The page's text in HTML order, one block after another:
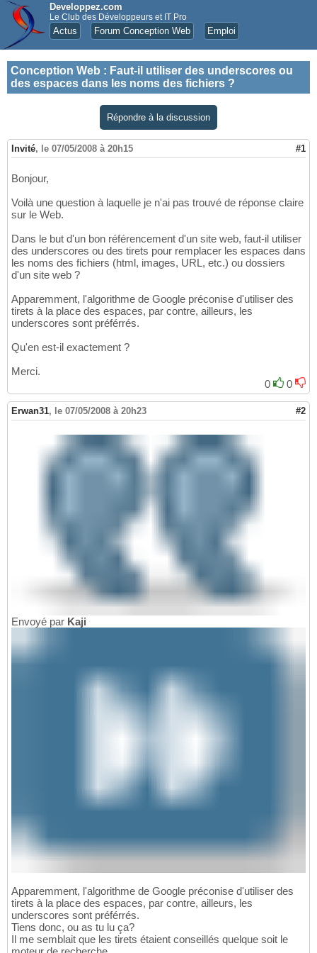
Developpez.com
Le Club des Développeurs et IT Pro
Actus Forum Conception Web Emploi
Conception Web : Faut-il utiliser des underscores ou
des espaces dans les noms des fichiers ?
Répondre à la discussion
Invité, le 07/05/2008 à 20h15 #1
Bonjour,
Voilà une question à laquelle je n'ai pas trouvé de réponse claire
sur le Web.
Dans le but d'un bon référencement d'un site web, faut-il utiliser
des underscores ou des tirets pour remplacer les espaces dans
les noms des fichiers (html, images, URL, etc.) ou dossiers
d'un site web ?
Apparemment, l'algorithme de Google préconise d'utiliser des
tirets à la place des espaces, par contre, ailleurs, les
underscores sont préférrés.
Qu'en est-il exactement ?
Merci.
0
0
Erwan31, le 07/05/2008 à 20h23 #2
Envoyé par Kaji
Apparemment, l'algorithme de Google préconise d'utiliser des
tirets à la place des espaces, par contre, ailleurs, les
underscores sont préférrés.
Tiens donc, ou as tu lu ça?
Il me semblait que les tirets étaient conseillés quelque soit le